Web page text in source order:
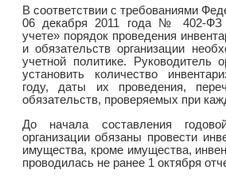
В соответствии с требованиями
06 декабря 2011 года № 402-ФЗ
учете» порядок проведения
и обязательств организации
учетной политике. Руководитель
установить количество
году, даты их проведения,
обязательств, проверяемых при
До начала составления
организации обязаны провести
имущества, кроме имущества,
проводилась не ранее 1 октября